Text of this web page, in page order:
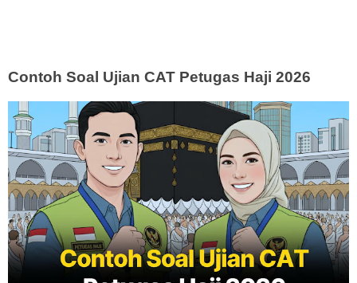
Contoh Soal Ujian CAT Petugas Haji 2026